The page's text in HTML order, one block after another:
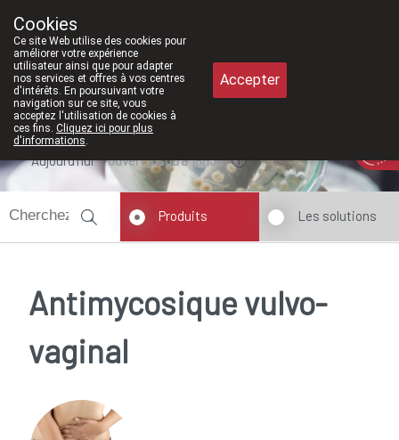
Aujourd'hui ouvert jusqu'à 18h30
Produits Les solutions
Antimycosique vulvo-
vaginal
Cookies
Ce site Web utilise des cookies pour
améliorer votre expérience
utilisateur ainsi que pour adapter
nos services et offres à vos centres
d'intérêts. En poursuivant votre
navigation sur ce site, vous
acceptez l'utilisation de cookies à
ces fins. Cliquez ici pour plus
d'informations.
Accepter